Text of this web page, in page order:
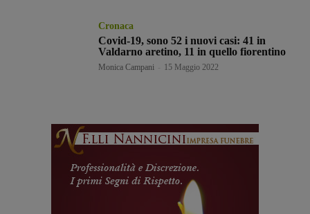
Cronaca
Covid-19, sono 52 i nuovi casi: 41 in
Valdarno aretino, 11 in quello fiorentino
Monica Campani 15 Maggio 2022